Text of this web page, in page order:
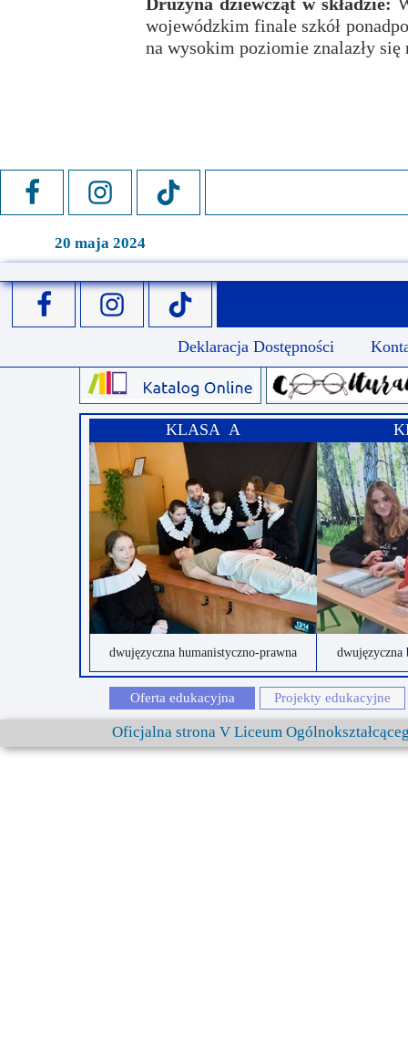
20 maja 2024
wojewódzkim finale szkół
na wysokim poziomie znalazły
Przerwy szkolne
KLASA A
dwujęzyczna
dwujęzyczna humanistyczno-prawna
Deklaracja Dostępności
Projekty edukacyjne
Oferta edukacyjna
Oficjalna strona V Liceum